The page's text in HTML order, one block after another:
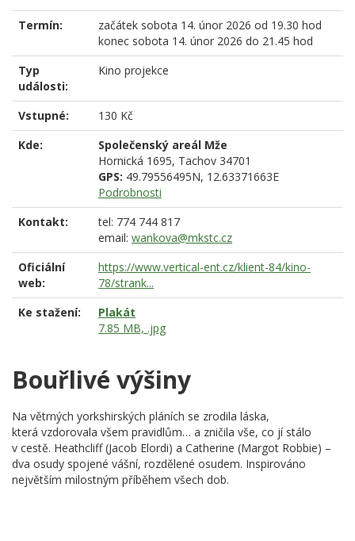
Termín: začátek sobota 14. únor 2026 od 19.30 hod
konec sobota 14. únor 2026 do 21.45 hod
Typ
události:
Kino projekce
Vstupné:
130 Kč
Kde:
Společenský areál Mže
Hornická 1695, Tachov 34701
GPS: 49.79556495N, 12.63371663E
Podrobnosti
Kontakt:
tel: 774 744 817
email: wankova@mkstc.cz
Oficiální
web:
https://www.vertical-ent.cz/klient-84/kino-
78/strank...
Ke stažení:
Plakát
7.85 MB, .jpg
Bouřlivé výšiny
Na větrných yorkshirských pláních se zrodila láska,
která vzdorovala všem pravidlům… a zničila vše, co jí stálo
v cestě. Heathcliff (Jacob Elordi) a Catherine (Margot Robbie) –
dva osudy spojené vášní, rozdělené osudem. Inspirováno
největším milostným příběhem všech dob.